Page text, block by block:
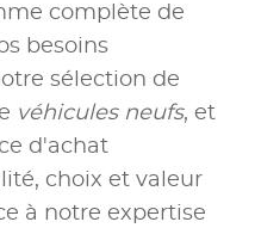
complète de
besoins
sélection de
véhicules neufs, et
d'achat
choix et valeur
à notre expertise